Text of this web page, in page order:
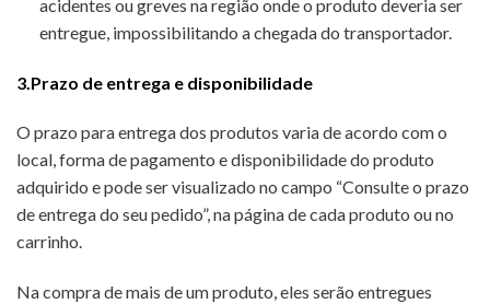
acidentes ou greves na região onde o produto deveria ser
entregue, impossibilitando a chegada do transportador.
3.Prazo de entrega e disponibilidade
O prazo para entrega dos produtos varia de acordo com o
local, forma de pagamento e disponibilidade do produto
adquirido e pode ser visualizado no campo “Consulte o prazo
de entrega do seu pedido”, na página de cada produto ou no
carrinho.
Na compra de mais de um produto, eles serão entregues